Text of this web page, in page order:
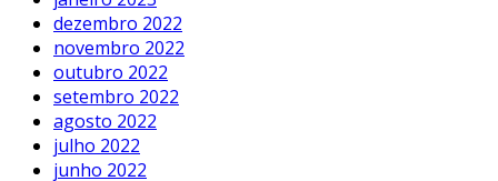
dezembro 2022
novembro 2022
outubro 2022
setembro 2022
agosto 2022
julho 2022
junho 2022